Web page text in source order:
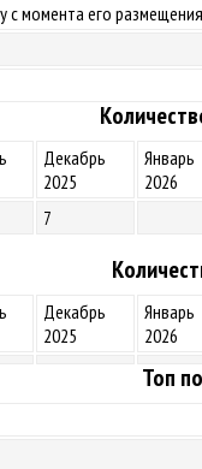
момента его
Декабрь
2025
Январь
2026
7
Декабрь
2025
Январь
2026
Топ